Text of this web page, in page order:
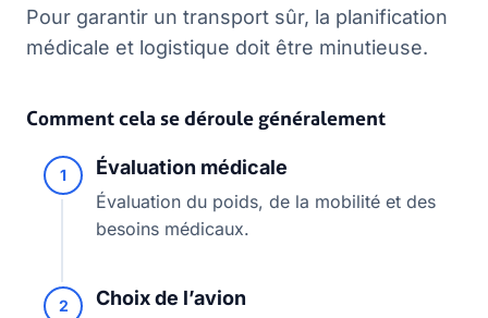
Pour garantir un transport sûr, la planification
médicale et logistique doit être minutieuse.
Comment cela se déroule généralement
1 Évaluation médicale
Évaluation du poids, de la mobilité et des
besoins médicaux.
2 Choix de l’avion